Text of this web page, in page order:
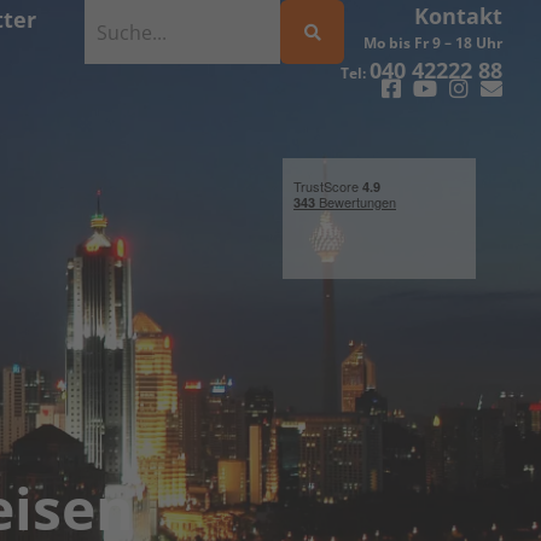
Tel: 040 42222 88
Mo bis Fr 9 – 18 Uhr
Kontakt